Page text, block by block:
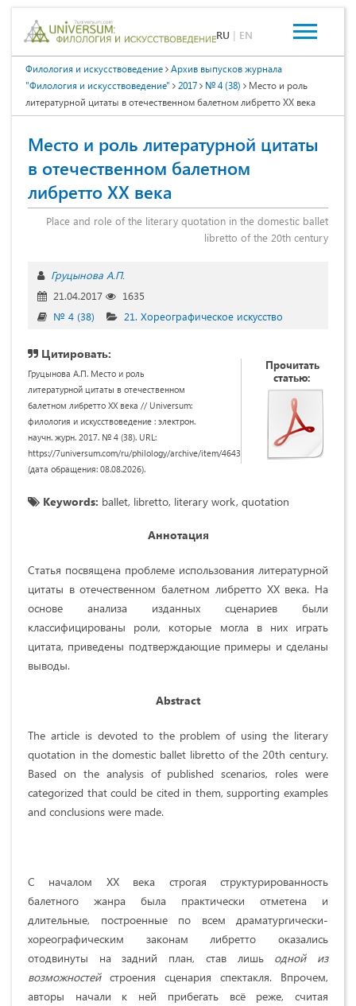
RU | EN
Филология и искусствоведение
Архив выпусков журнала
"Филология и искусствоведение"
2017 № 4 (38)
Место и роль
литературной цитаты в отечественном балетном либретто XX века
Место и роль литературной цитаты
в отечественном балетном
либретто XX века
Place and role of the literary quotation in the domestic ballet
libretto of the 20th century
Груцынова А.П.
21.04.2017
1635
№ 4 (38)
21. Хореографическое искусство
Цитировать:
Груцынова А.П. Место и роль
литературной цитаты в отечественном
балетном либретто XX века // Universum:
филология и искусствоведение : электрон.
научн. журн. 2017. № 4 (38). URL:
https://7universum.com/ru/philology/archive/item/4643
(дата обращения: 08.08.2026).
Прочитать
статью:
Keywords: ballet, libretto, literary work, quotation
Аннотация
Статья посвящена проблеме использования литературной
цитаты в отечественном балетном либретто XX века. На
основе анализа изданных сценариев были
классифицированы роли, которые могла в них играть
цитата, приведены подтверждающие примеры и сделаны
выводы.
Abstract
The article is devoted to the problem of using the literary
quotation in the domestic ballet libretto of the 20th century.
Based on the analysis of published scenarios, roles were
categorized that could be cited in them, supporting examples
and conclusions were made.
С началом XX века строгая структурированность
балетного жанра была практически отметена и
длительные, построенные по всем драматургически-
хореографическим законам либретто оказались
отодвинуты на задний план, став лишь одной из
возможностейстроения сценария спектакля. Впрочем,
авторы начали к ней прибегать всё реже, считая